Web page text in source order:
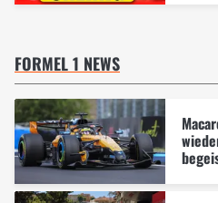
FORMEL 1 NEWS